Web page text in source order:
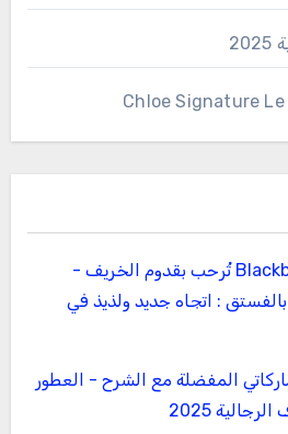
عطور التوت الأسود Blackberry تُرحب بقدوم الخريف -
: اتجاه جديد ولذيذ في
المفضلة مع الشرح - العطور